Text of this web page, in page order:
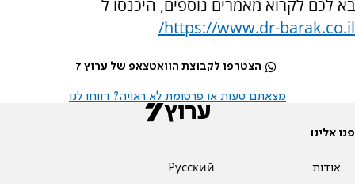
בא לכם לקרוא מאמרים נוספים, היכנסו ל
https://www.dr-barak.co.il/
הצטרפו לקבוצת הוואטצאפ של ערוץ 7
מצאתם טעות או פרסומת לא ראויה? דווחו לנו
פנו אלינו
אודות
Pусский